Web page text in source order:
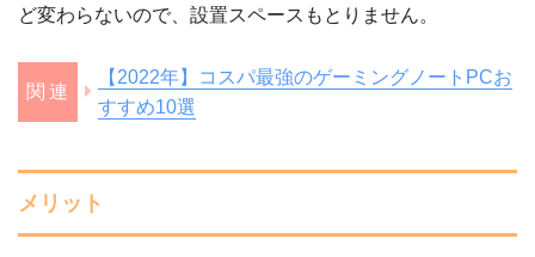
ど変わらないので、設置スペースもとりません。
【2022年】コスパ最強のゲーミングノートPCお
すすめ10選
メリット